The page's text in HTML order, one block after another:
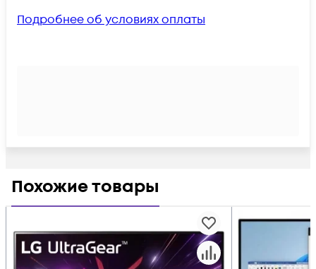
Подробнее об условиях оплаты
Похожие товары